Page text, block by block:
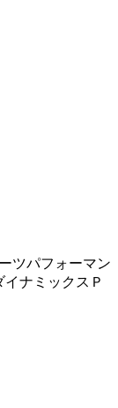
ツパフォーマン
ナミックスＰ